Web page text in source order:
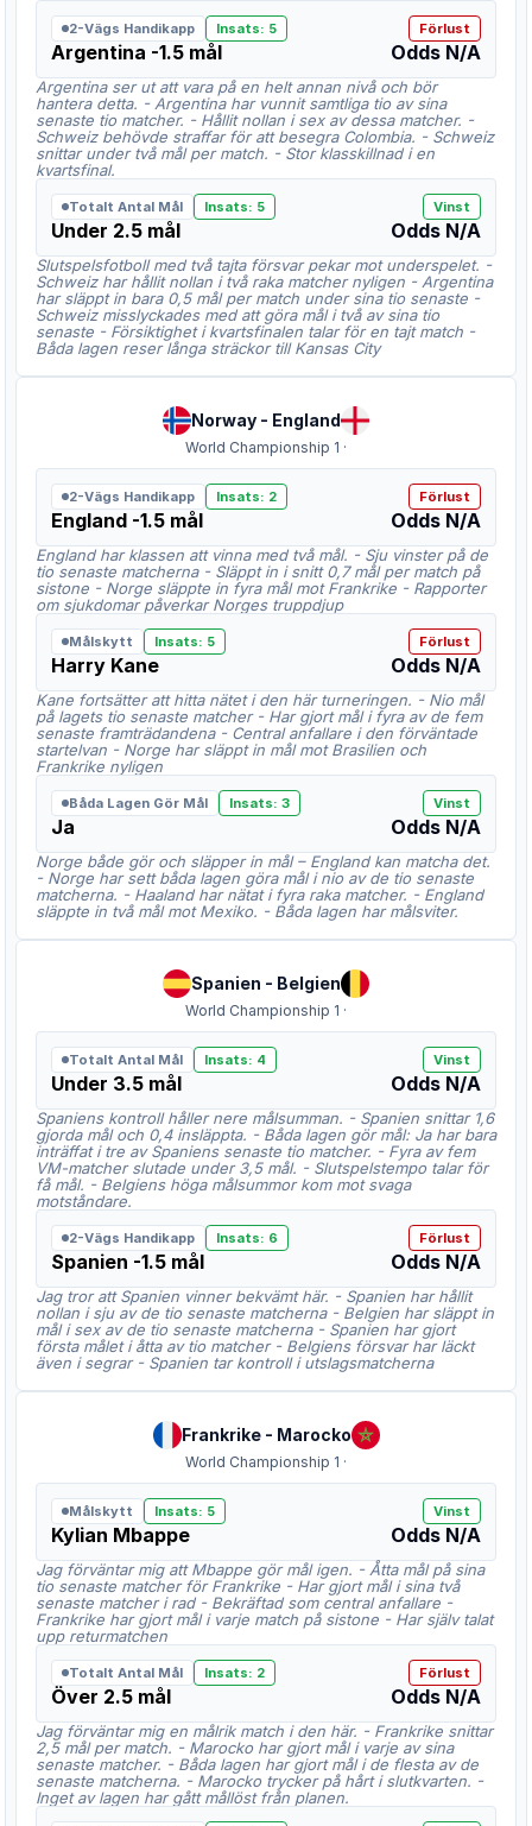
2-Vägs Handikapp Insats: 5 Förlust
Argentina -1.5 mål Odds N/A
Argentina ser ut att vara på en helt annan nivå och bör
hantera detta. - Argentina har vunnit samtliga tio av sina
senaste tio matcher. - Hållit nollan i sex av dessa matcher. -
Schweiz behövde straffar för att besegra Colombia. - Schweiz
snittar under två mål per match. - Stor klasskillnad i en
kvartsfinal.
Totalt Antal Mål Insats: 5 Vinst
Under 2.5 mål Odds N/A
Slutspelsfotboll med två tajta försvar pekar mot underspelet. -
Schweiz har hållit nollan i två raka matcher nyligen - Argentina
har släppt in bara 0,5 mål per match under sina tio senaste -
Schweiz misslyckades med att göra mål i två av sina tio
senaste - Försiktighet i kvartsfinalen talar för en tajt match -
Båda lagen reser långa sträckor till Kansas City
Norway - England
World Championship 1 ·
2-Vägs Handikapp Insats: 2 Förlust
England -1.5 mål Odds N/A
England har klassen att vinna med två mål. - Sju vinster på de
tio senaste matcherna - Släppt in i snitt 0,7 mål per match på
sistone - Norge släppte in fyra mål mot Frankrike - Rapporter
om sjukdomar påverkar Norges truppdjup
Målskytt Insats: 5 Förlust
Harry Kane Odds N/A
Kane fortsätter att hitta nätet i den här turneringen. - Nio mål
på lagets tio senaste matcher - Har gjort mål i fyra av de fem
senaste framträdandena - Central anfallare i den förväntade
startelvan - Norge har släppt in mål mot Brasilien och
Frankrike nyligen
Båda Lagen Gör Mål Insats: 3 Vinst
Ja Odds N/A
Norge både gör och släpper in mål – England kan matcha det.
- Norge har sett båda lagen göra mål i nio av de tio senaste
matcherna. - Haaland har nätat i fyra raka matcher. - England
släppte in två mål mot Mexiko. - Båda lagen har målsviter.
Spanien - Belgien
World Championship 1 ·
Totalt Antal Mål Insats: 4 Vinst
Under 3.5 mål Odds N/A
Spaniens kontroll håller nere målsumman. - Spanien snittar 1,6
gjorda mål och 0,4 insläppta. - Båda lagen gör mål: Ja har bara
inträffat i tre av Spaniens senaste tio matcher. - Fyra av fem
VM-matcher slutade under 3,5 mål. - Slutspelstempo talar för
få mål. - Belgiens höga målsummor kom mot svaga
motståndare.
2-Vägs Handikapp Insats: 6 Förlust
Spanien -1.5 mål Odds N/A
Jag tror att Spanien vinner bekvämt här. - Spanien har hållit
nollan i sju av de tio senaste matcherna - Belgien har släppt in
mål i sex av de tio senaste matcherna - Spanien har gjort
första målet i åtta av tio matcher - Belgiens försvar har läckt
även i segrar - Spanien tar kontroll i utslagsmatcherna
Frankrike- Marocko
World Championship 1 ·
Målskytt Insats: 5 Vinst
Kylian Mbappe Odds N/A
Jag förväntar mig att Mbappe gör mål igen. - Åtta mål på sina
tio senaste matcher för Frankrike - Har gjort mål i sina två
senaste matcher i rad - Bekräftad som central anfallare -
Frankrike har gjort mål i varje match på sistone - Har själv talat
upp returmatchen
Totalt Antal Mål Insats: 2 Förlust
Över 2.5 mål Odds N/A
Jag förväntar mig en målrik match i den här. - Frankrike snittar
2,5 mål per match. - Marocko har gjort mål i varje av sina
senaste matcher. - Båda lagen har gjort mål i de flesta av de
senaste matcherna. - Marocko trycker på hårt i slutkvarten. -
Inget av lagen har gått mållöst från planen.